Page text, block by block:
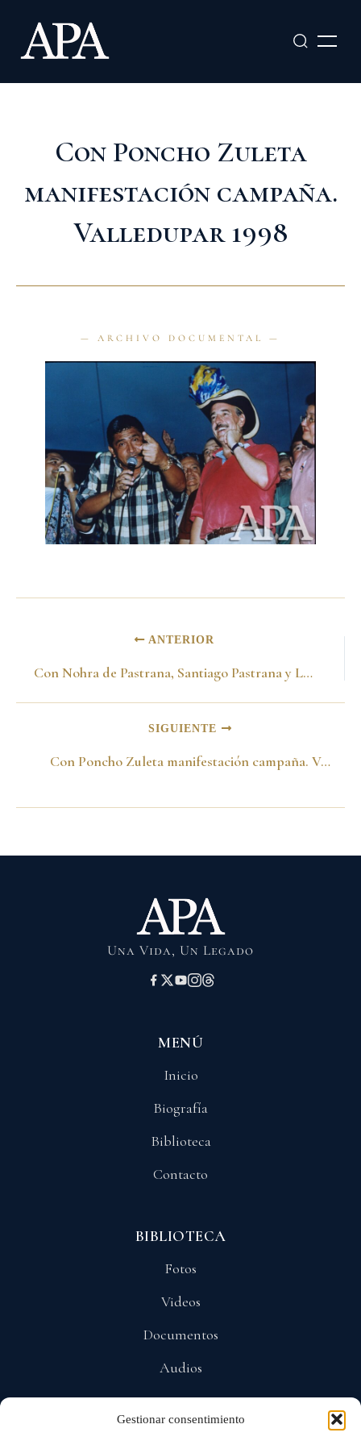
Gestionar consentimiento
contenido
Con Poncho Zuleta
manifestación campaña.
Valledupar 1998
ANTERIOR
Con Nohra de Pastrana, Santiago Pastrana y Laura Pastrana en Cartagena. Campaña 1998
SIGUIENTE
Con Poncho Zuleta manifestación campaña. Valledupar 1998
Una Vida, Un Legado
MENÚ
Inicio
Biografía
Biblioteca
Contacto
BIBLIOTECA
Fotos
Videos
Documentos
Audios